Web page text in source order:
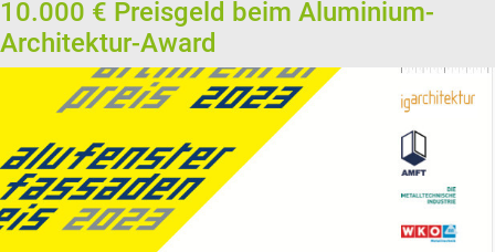
10.000 € Preisgeld beim Aluminium-
Architektur-Award